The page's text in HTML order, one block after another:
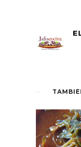
Las
de los